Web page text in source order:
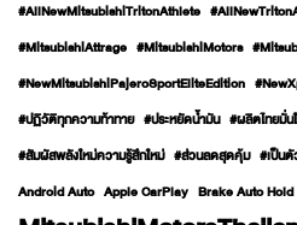
#AllNewMitsubishiTritonAthlete
#MitsubishiAttrage #MitsubishiMotors
#NewMitsubishiPajeroSportEliteEdition
#ปฏิวัติทุกความท้าทาย #ประหยัดน้ำมัน #ผลิตไทยมั่
#สัมผัสพลังใหม่ความรู้สึกใหม่ #ส่วนลดสุดคุ้ม #เป็น
Android Auto Apple CarPlay Brake Auto Hold